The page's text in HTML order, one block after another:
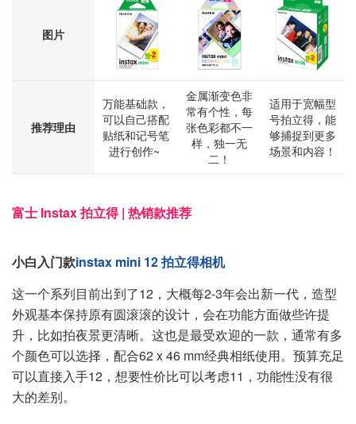
图片
推荐理由
万能基础款，
可以自己搭配
贴纸和记号笔
进行创作~
金属渐变色非
常有个性，每
张色彩都不一
样，独一无
二！
适用于宽幅型
号拍立得，能
够捕捉到更多
场景和内容！
富士 Instax 拍立得 | 热销款推荐
小白入门款instax mini 12 拍立得相机
这一个系列目前出到了12，大概每2-3年会出新一代，造型
外观基本保持原有圆滚滚的设计，会在功能方面做些许提
升，比如拍夜景更清晰。这也是最受欢迎的一款，通常有多
个颜色可以选择，配合62 x 46 mm经典相纸使用。预算充足
可以直接入手12，想要性价比可以考虑11，功能性没有很
大的差别。